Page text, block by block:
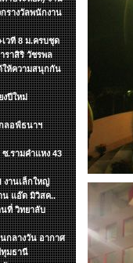
รางวัลพนักงาน
วที 8 ม.ครบชุด
ราสิริ วัชรพล
ให้ความสนุกกัน
งปีใหม่
ลอฟ์ธนาฯ
.รามคำแหง 43
งานเล็กใหญ่
น แอ๊ด มิวิสค..
นที่ วิทยาลับ
กลางวัน อากาศ
ทุมธานี